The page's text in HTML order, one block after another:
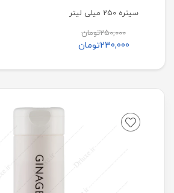
سینره 250 میلی لیتر
250,000تومان
230,000تومان